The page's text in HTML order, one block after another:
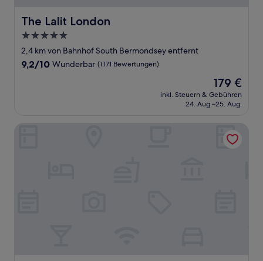
The Lalit London
The Lalit London
5.0-
Sterne-
Unterkunft
2,4 km von Bahnhof South Bermondsey entfernt
9.2
9,2/10 Wunderbar (1.171 Bewertungen)
Der
Preis
beträgt
179 €
inkl. Steuern & Gebühren
24. Aug.–25. Aug.